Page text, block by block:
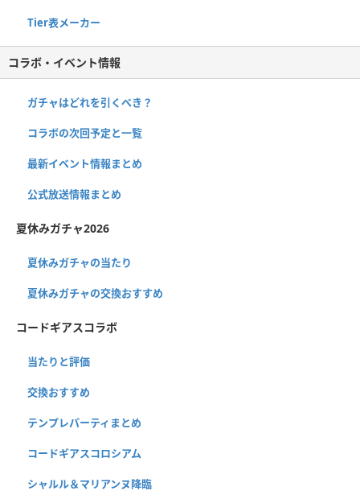
Tier表メーカー
コラボ・イベント情報
ガチャはどれを引くべき？
コラボの次回予定と一覧
最新イベント情報まとめ
公式放送情報まとめ
夏休みガチャ2026
夏休みガチャの当たり
夏休みガチャの交換おすすめ
コードギアスコラボ
当たりと評価
交換おすすめ
テンプレパーティまとめ
コードギアスコロシアム
シャルル＆マリアンヌ降臨